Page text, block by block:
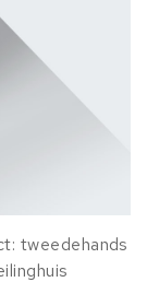
tweedehands